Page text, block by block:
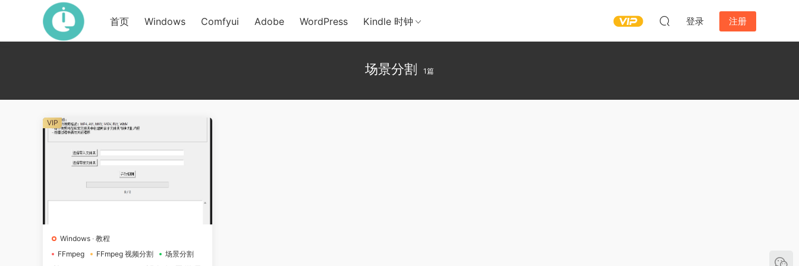
首页 Windows Comfyui Adobe WordPress Kindle 时钟 登录 注册
场景分割 1篇
Windows · 教程
FFmpeg
FFmpeg 视频分割 场景分割
VIP